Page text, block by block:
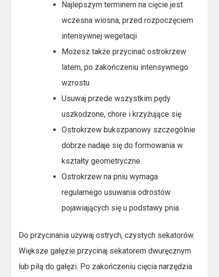
Najlepszym terminem na cięcie jest
wczesna wiosna, przed rozpoczęciem
intensywnej wegetacji
Możesz także przycinać ostrokrzew
latem, po zakończeniu intensywnego
wzrostu
Usuwaj przede wszystkim pędy
uszkodzone, chore i krzyżujące się
Ostrokrzew bukszpanowy szczególnie
dobrze nadaje się do formowania w
kształty geometryczne
Ostrokrzew na pniu wymaga
regularnego usuwania odrostów
pojawiających się u podstawy pnia
Do przycinania używaj ostrych, czystych sekatorów.
Większe gałęzie przycinaj sekatorem dwuręcznym
lub piłą do gałęzi. Po zakończeniu cięcia narzędzia